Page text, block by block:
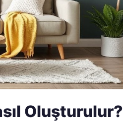
Oluşturulur?